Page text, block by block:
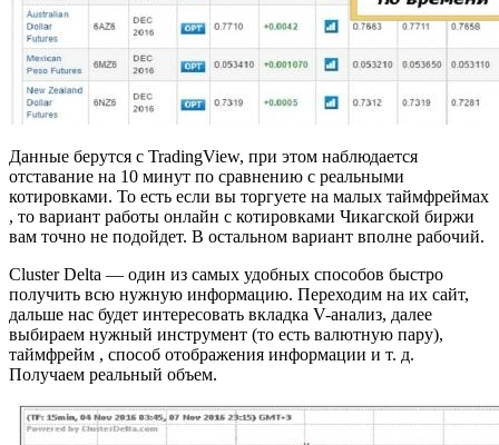
Данные берутся с TradingView, при этом наблюдается
отставание на 10 минут по сравнению с реальными
котировками. То есть если вы торгуете на малых таймфреймах
, то вариант работы онлайн с котировками Чикагской биржи
вам точно не подойдет. В остальном вариант вполне рабочий.
Cluster Delta — один из самых удобных способов быстро
получить всю нужную информацию. Переходим на их сайт,
дальше нас будет интересовать вкладка V-анализ, далее
выбираем нужный инструмент (то есть валютную пару),
таймфрейм , способ отображения информации и т. д.
Получаем реальный объем.